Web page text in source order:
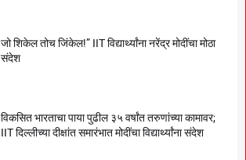
जो शिकेल तोच जिंकेल!” IIT विद्यार्थ्यांना नरेंद्र मोदींचा मोठा
संदेश
विकसित भारताचा पाया पुढील ३५ वर्षांत तरुणांच्या कामावर;
IIT दिल्लीच्या दीक्षांत समारंभात मोदींचा विद्यार्थ्यांना संदेश